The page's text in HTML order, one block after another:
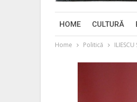
HOME CULTURĂ
Home Politică